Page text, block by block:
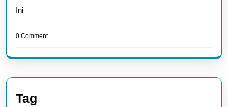
Ini
0 Comment
Tag